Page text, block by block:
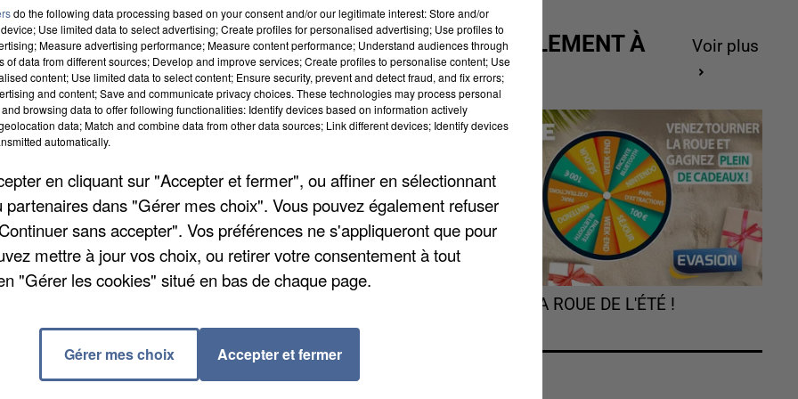
clubs essonniens. Particulièrement pour Sainte-
au terme de la 25ème journée de National 2 en
fait surprendre 1 – 0 à Arras mais conserve son
réserve de l'Amiens AC. Score final : 0 partout. Ce
du groupe pour se retrouver 15èmes, à quatre
26ème journée, samedi (14 avril), Sainte-Geneviève
moment, Fleury accueillera Drancy, 3ème juste
actuel 9ème.
à l'extérieur ce week-end pour la 21ème journée
forme du moment avec une nouvelle victoire,
régional en se hissant au 7ème rang. Un
journée avec le déplacement à Aubervilliers,
ACTUELLEMENT À
GAGNER
Voir plus
TOURNEZ LA ROUE DE L'ÉTÉ !
do the following data processing based on your consent and/or our legitimate interest: Store and/or
Use limited data to select advertising; Create profiles for personalised advertising; Use profiles to
Measure advertising performance; Measure content performance; Understand audiences through
of data from different sources; Develop and improve services; Create profiles to personalise content; Use
content; Use limited data to select content; Ensure security, prevent and detect fraud, and fix errors;
and content; Save and communicate privacy choices. These technologies may process personal
browsing data to offer following functionalities: Identify devices based on information actively
data; Match and combine data from other data sources; Link different devices; Identify devices
automatically.
en cliquant sur "Accepter et fermer", ou affiner en sélectionnant
partenaires dans "Gérer mes choix". Vous pouvez également refuser
sans accepter". Vos préférences ne s'appliqueront que pour
mettre à jour vos choix, ou retirer votre consentement à tout
"Gérer les cookies" situé en bas de chaque page.
Gérer mes choix Accepter et fermer